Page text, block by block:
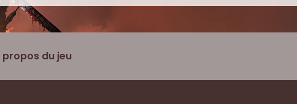
propos du jeu